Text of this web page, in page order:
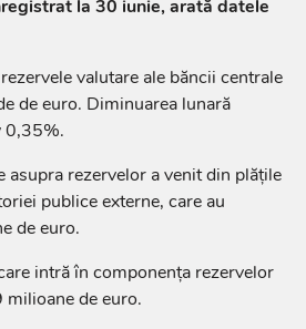
la 30 iunie, arată datele
valutare ale băncii centrale
de euro. Diminuarea lunară
0,35%.
asupra rezervelor a venit din plățile
publice externe, care au
de euro.
intră în componența rezervelor
de euro.